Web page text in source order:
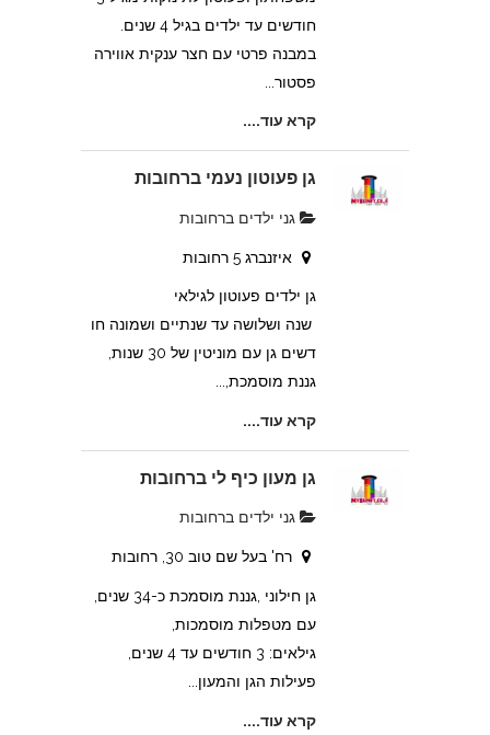
חודשים עד ילדים בגיל 4 שנים.
במבנה פרטי עם חצר ענקית אווירה
פסטור...
קרא עוד....
גן פעוטון נעמי ברחובות
גני ילדים ברחובות
איזנברג 5 רחובות
גן ילדים פעוטון לגילאי
שנה ושלושה עד שנתיים ושמונה חו
דשים גן עם מוניטין של 30 שנות,
גננת מוסמכת,...
קרא עוד....
גן מעון כיף לי ברחובות
גני ילדים ברחובות
רח' בעל שם טוב 30, רחובות
גן חילוני ,גננת מוסמכת כ-34 שנים,
עם מטפלות מוסמכות,
גילאים: 3 חודשים עד 4 שנים,
פעילות הגן והמעון...
קרא עוד....